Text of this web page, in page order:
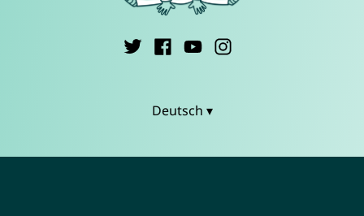
Deutsch ▾